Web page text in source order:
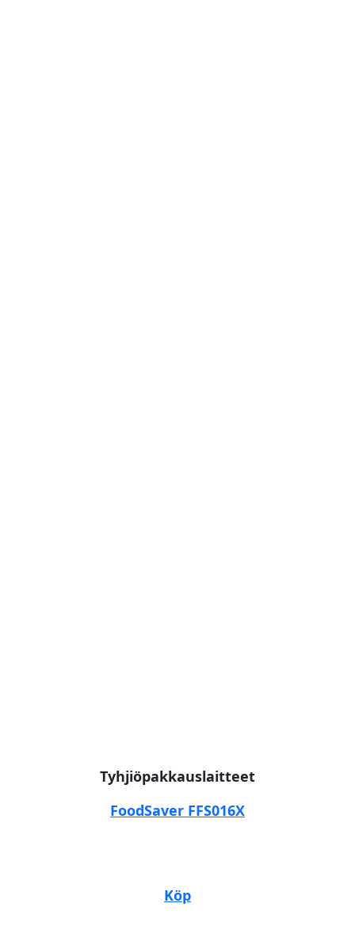
Tyhjiöpakkauslaitteet
FoodSaver FFS016X
Köp